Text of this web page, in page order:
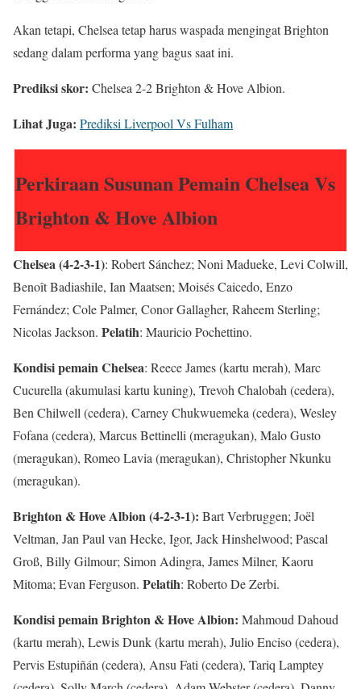
Akan tetapi, Chelsea tetap harus waspada mengingat Brighton
sedang dalam performa yang bagus saat ini.
Prediksi skor: Chelsea 2-2 Brighton & Hove Albion.
Lihat Juga: Prediksi Liverpool Vs Fulham
Perkiraan Susunan Pemain Chelsea Vs
Brighton & Hove Albion
Chelsea (4-2-3-1): Robert Sánchez; Noni Madueke, Levi Colwill,
Benoît Badiashile, Ian Maatsen; Moisés Caicedo, Enzo
Fernández; Cole Palmer, Conor Gallagher, Raheem Sterling;
Nicolas Jackson. Pelatih: Mauricio Pochettino.
Kondisi pemain Chelsea: Reece James (kartu merah), Marc
Cucurella (akumulasi kartu kuning), Trevoh Chalobah (cedera),
Ben Chilwell (cedera), Carney Chukwuemeka (cedera), Wesley
Fofana (cedera), Marcus Bettinelli (meragukan), Malo Gusto
(meragukan), Romeo Lavia (meragukan), Christopher Nkunku
(meragukan).
Brighton & Hove Albion (4-2-3-1): Bart Verbruggen; Joël
Veltman, Jan Paul van Hecke, Igor, Jack Hinshelwood; Pascal
Groß, Billy Gilmour; Simon Adingra, James Milner, Kaoru
Mitoma; Evan Ferguson. Pelatih: Roberto De Zerbi.
Kondisi pemain Brighton & Hove Albion: Mahmoud Dahoud
(kartu merah), Lewis Dunk (kartu merah), Julio Enciso (cedera),
Pervis Estupiñán (cedera), Ansu Fati (cedera), Tariq Lamptey